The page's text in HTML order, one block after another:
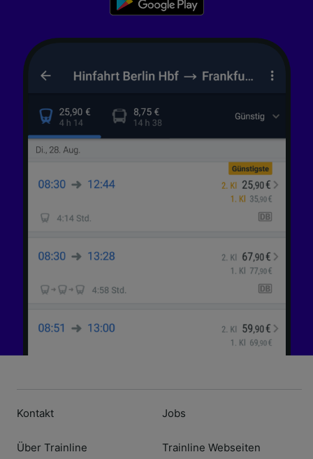
Kontakt
Über Trainline
Jobs
Trainline Webseiten
Wir und unsere Partner verarbeiten Daten, um
Verwendung genauer Standortdaten.
aktiv abfragen. Speichern von oder Zugriff auf
Informationen auf einem Endgerät.
von Werbeleistung und der Performance von
Inhalten, Zielgruppenforschung sowie
Entwicklung und Verbesserung von
Angeboten.
Liste der Partner (Lieferanten)